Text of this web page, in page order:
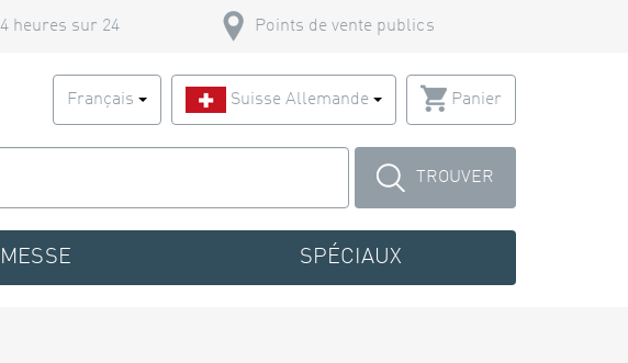
heures sur 24 Points de vente publics
Français Suisse Allemande Panier
TROUVER
MESSE SPÉCIAUX